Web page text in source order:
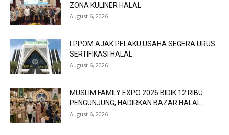
ZONA KULINER HALAL
August 6, 2026
LPPOM AJAK PELAKU USAHA SEGERA URUS
SERTIFIKASI HALAL
August 6, 2026
MUSLIM FAMILY EXPO 2026 BIDIK 12 RIBU
PENGUNJUNG, HADIRKAN BAZAR HALAL...
August 6, 2026